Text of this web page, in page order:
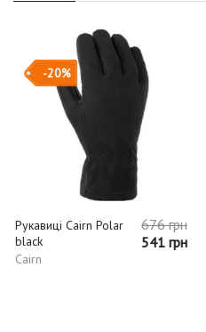
-20%
Рукавиці Cairn Polar
black
Cairn
676 грн
541 грн